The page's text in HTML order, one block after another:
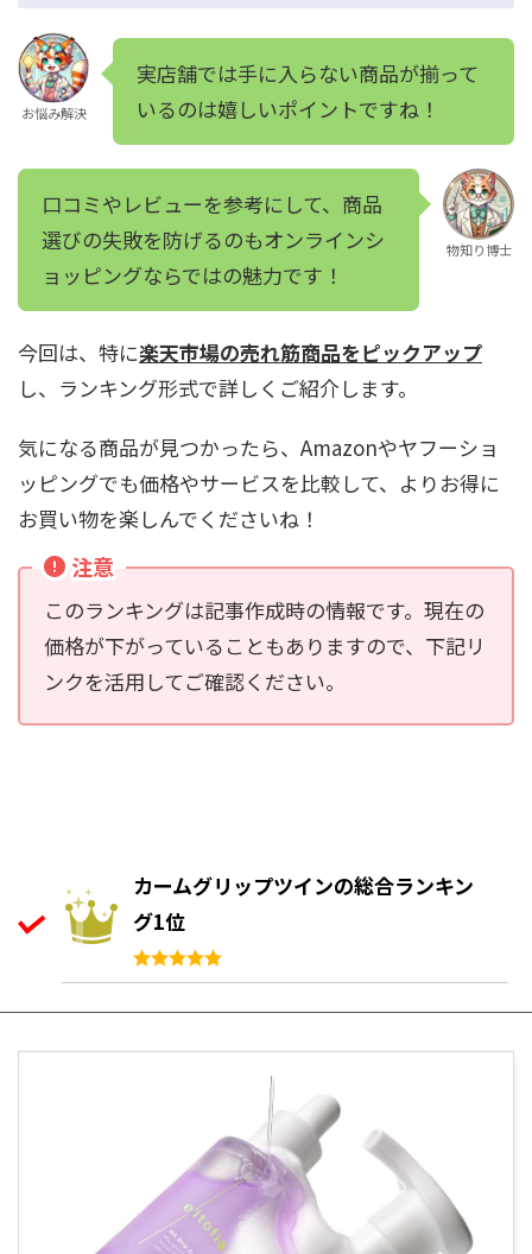
お悩み解決
実店舗では手に入らない商品が揃って
いるのは嬉しいポイントですね！
口コミやレビューを参考にして、商品
選びの失敗を防げるのもオンラインシ
ョッピングならではの魅力です！
物知り博士
今回は、特に楽天市場の売れ筋商品をピックアップ
し、ランキング形式で詳しくご紹介します。
気になる商品が見つかったら、Amazonやヤフーショ
ッピングでも価格やサービスを比較して、よりお得に
お買い物を楽しんでくださいね！
注意
このランキングは記事作成時の情報です。現在の
価格が下がっていることもありますので、下記リ
ンクを活用してご確認ください。
カームグリップツインの総合ランキン
グ1位